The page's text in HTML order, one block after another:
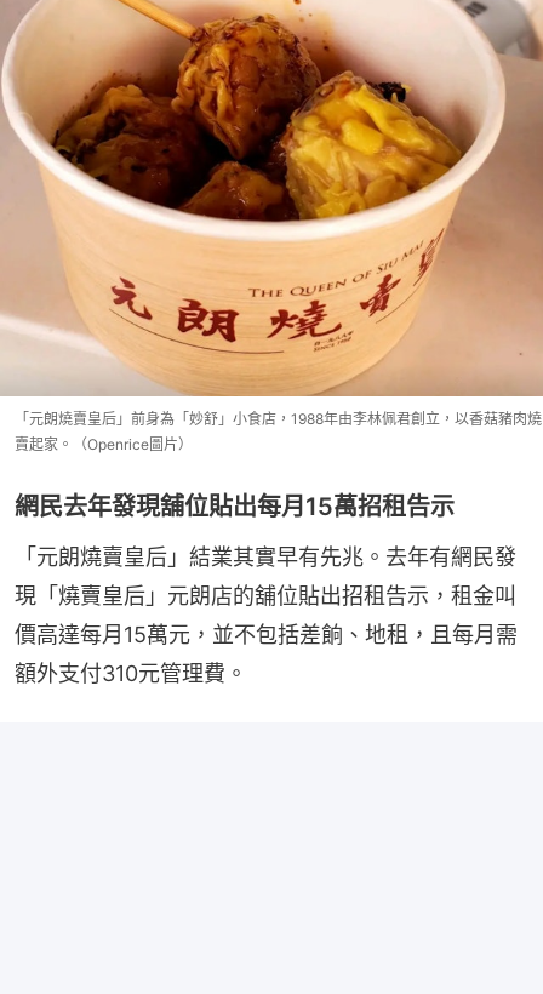
「元朗燒賣皇后」前身為「妙舒」小食店，1988年由李林佩君創立，以香菇豬肉燒
賣起家。（Openrice圖片）
網民去年發現舖位貼出每月15萬招租告示
「元朗燒賣皇后」結業其實早有先兆。去年有網民發
現「燒賣皇后」元朗店的舖位貼出招租告示，租金叫
價高達每月15萬元，並不包括差餉、地租，且每月需
額外支付310元管理費。